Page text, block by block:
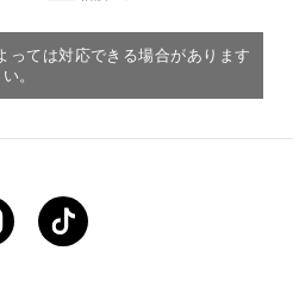
っては対応できる場合があります
。